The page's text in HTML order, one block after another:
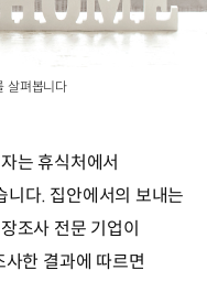
살펴봅니다
는 휴식처에서
니다. 집안에서의 보내는
조사 전문 기업이
한 결과에 따르면